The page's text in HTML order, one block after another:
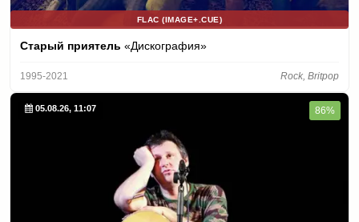
FLAC (IMAGE+.CUE)
Старый приятель «Дискография»
1995-2021 Rock, Britpop
05.08.26, 11:07 86%